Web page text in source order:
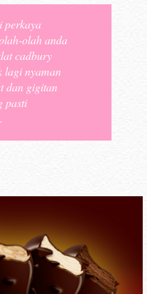
perkaya
olah anda
cadbury
lagi nyaman
dan gigitan
pasti